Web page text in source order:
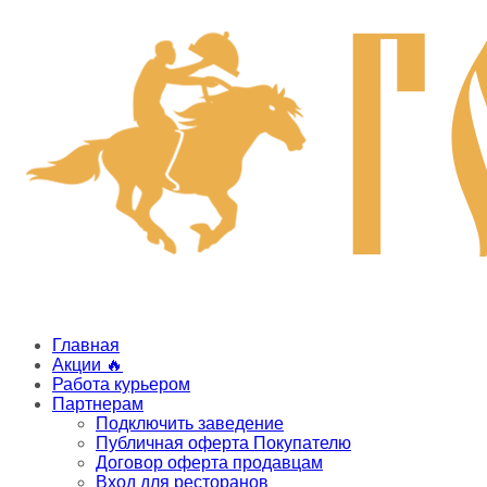
Главная
Акции 🔥
Работа курьером
Партнерам
Подключить заведение
Публичная оферта Покупателю
Договор оферта продавцам
Вход для ресторанов